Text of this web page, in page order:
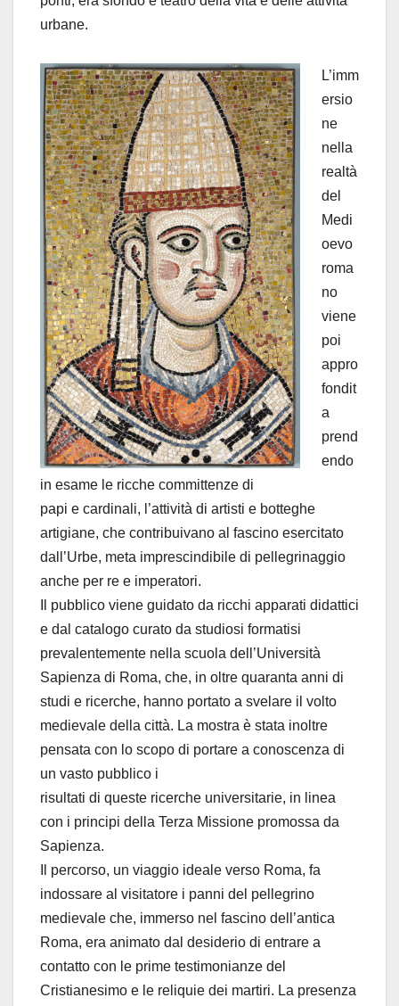
urbane.
L’imm
ersio
ne
nella
realtà
del
Medi
oevo
roma
no
viene
poi
appro
fondit
a
prend
endo
in esame le ricche committenze di
papi e cardinali, l’attività di artisti e botteghe
artigiane, che contribuivano al fascino esercitato
dall’Urbe, meta imprescindibile di pellegrinaggio
anche per re e imperatori.
Il pubblico viene guidato da ricchi apparati didattici
e dal catalogo curato da studiosi formatisi
prevalentemente nella scuola dell’Università
Sapienza di Roma, che, in oltre quaranta anni di
studi e ricerche, hanno portato a svelare il volto
medievale della città. La mostra è stata inoltre
pensata con lo scopo di portare a conoscenza di
un vasto pubblico i
risultati di queste ricerche universitarie, in linea
con i principi della Terza Missione promossa da
Sapienza.
Il percorso, un viaggio ideale verso Roma, fa
indossare al visitatore i panni del pellegrino
medievale che, immerso nel fascino dell’antica
Roma, era animato dal desiderio di entrare a
contatto con le prime testimonianze del
Cristianesimo e le reliquie dei martiri. La presenza